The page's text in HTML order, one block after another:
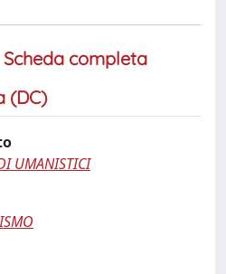
Scheda completa
(DC)
UMANISTICI